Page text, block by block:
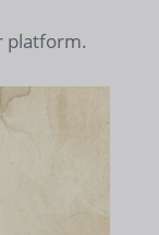
platform.